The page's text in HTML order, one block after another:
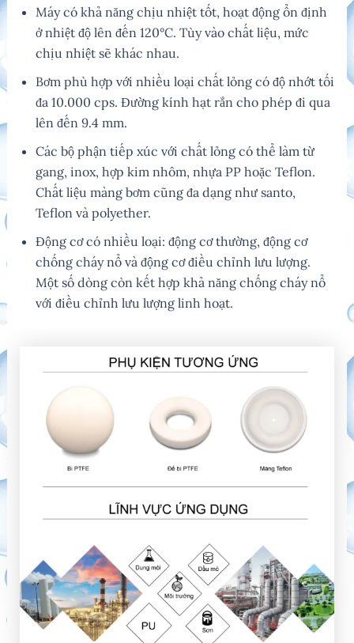
Máy có khả năng chịu nhiệt tốt, hoạt động ổn định
ở nhiệt độ lên đến 120°C. Tùy vào chất liệu, mức
chịu nhiệt sẽ khác nhau.
Bơm phù hợp với nhiều loại chất lỏng có độ nhớt tối
đa 10.000 cps. Đường kính hạt rắn cho phép đi qua
lên đến 9.4 mm.
Các bộ phận tiếp xúc với chất lỏng có thể làm từ
gang, inox, hợp kim nhôm, nhựa PP hoặc Teflon.
Chất liệu màng bơm cũng đa dạng như santo,
Teflon và polyether.
Động cơ có nhiều loại: động cơ thường, động cơ
chống cháy nổ và động cơ điều chỉnh lưu lượng.
Một số dòng còn kết hợp khả năng chống cháy nổ
với điều chỉnh lưu lượng linh hoạt.